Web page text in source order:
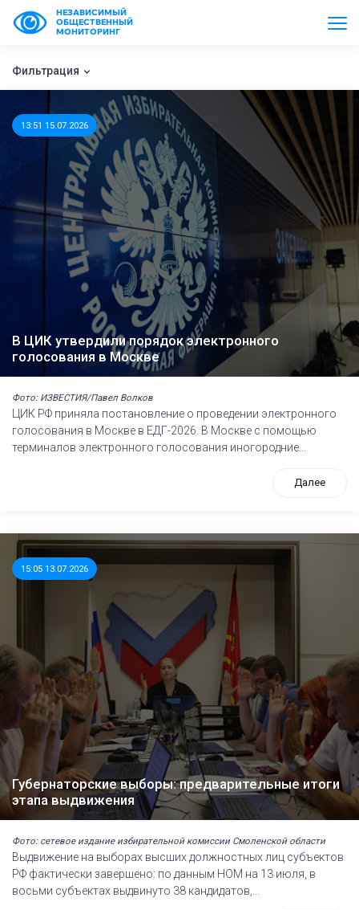
НЕЗАВИСИМЫЙ
ОБЩЕСТВЕННЫЙ
МОНИТОРИНГ
Фильтрация
13:51 15.07.2026
В ЦИК утвердили порядок электронного
голосования в Москве
Фото: ИЗВЕСТИЯ/Павел Волков
ЦИК РФ приняла постановление о проведении электронного
голосования в Москве в ЕДГ-2026. В Москве с помощью
терминалов электронного голосования иногородние...
Далее
15:05 13.07.2026
Губернаторские выборы: предварительные итоги
этапа выдвижения
Фото: сетевое издание избирательной комиссии Смоленской области
Выдвижение на выборах высших должностных лиц субъектов
РФ фактически завершено: по данным НОМ на 13 июля, в
восьми субъектах выдвинуто 38 кандидатов,...